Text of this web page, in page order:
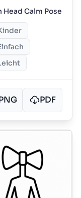
Head Calm Pose
PDF